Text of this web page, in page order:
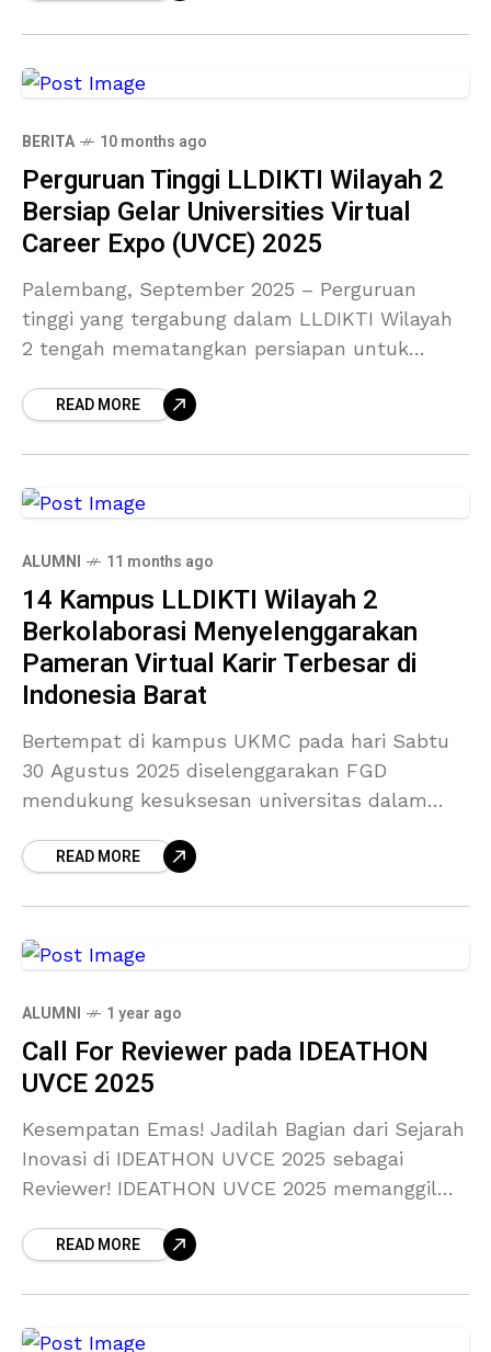
BERITA 10 months ago
Perguruan Tinggi LLDIKTI Wilayah 2
Bersiap Gelar Universities Virtual
Career Expo (UVCE) 2025
Palembang, September 2025 – Perguruan
tinggi yang tergabung dalam LLDIKTI Wilayah
2 tengah mematangkan persiapan untuk
Expo (UVCE) 2025, sebuah ajang kolaborasi
READ MORE
ALUMNI 11 months ago
14 Kampus LLDIKTI Wilayah 2
Berkolaborasi Menyelenggarakan
Pameran Virtual Karir Terbesar di
Indonesia Barat
Bertempat di kampus UKMC pada hari Sabtu
30 Agustus 2025 diselenggarakan FGD
mendukung kesuksesan universitas dalam
Perguruan tinggi. Sekaligus rapat persiapan
READ MORE
ALUMNI 1 year ago
Call For Reviewer pada IDEATHON
UVCE 2025
Kesempatan Emas! Jadilah Bagian dari Sejarah
Inovasi di IDEATHON UVCE 2025 sebagai
Reviewer! IDEATHON UVCE 2025 memanggil
bisnis, dan profesional yang memiliki passion
READ MORE